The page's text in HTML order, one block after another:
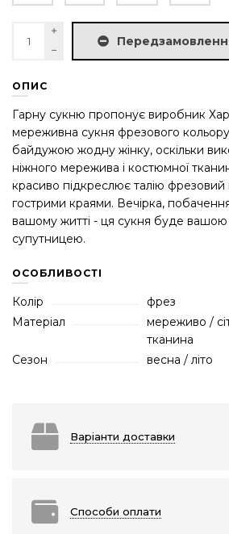
ОПИС
Гарну сукню пропонує виробник
мереживна сукня фрезового
байдужою жодну жінку, оскільки
ніжного мережива і костюмної
красиво підкреслює талію
гострими краями. Вечірка,
вашому житті - ця сукня буде
супутницею.
ОСОБЛИВОСТІ
Колір
фрез
Матеріал
мереживо /
тканина
Сезон
весна / літо
Варіанти доставки
Способи оплати